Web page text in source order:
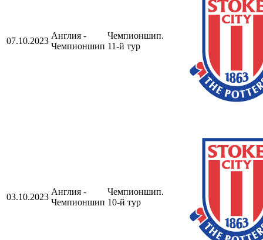
07.10.2023
Англия -
Чемпионшип
Чемпионшип.
11-й тур
03.10.2023
Англия -
Чемпионшип
Чемпионшип.
10-й тур